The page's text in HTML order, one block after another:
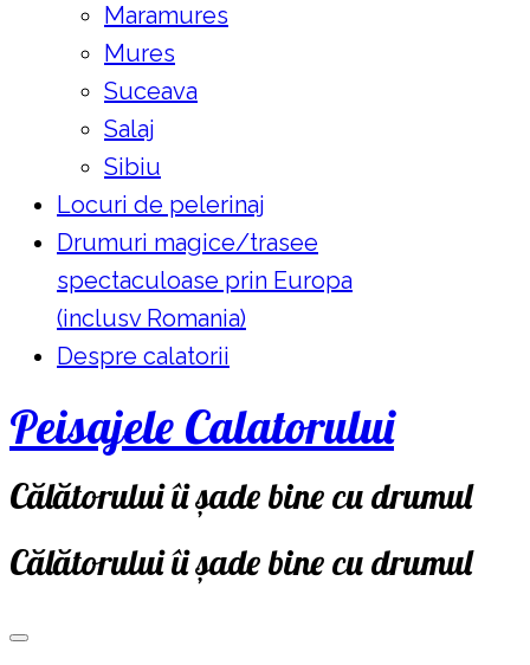
Maramures
Mures
Suceava
Salaj
Sibiu
Locuri de pelerinaj
Drumuri magice/trasee
spectaculoase prin Europa
(inclusv Romania)
Despre calatorii
Peisajele Calatorului
Călătorului îi șade bine cu drumul
Călătorului îi șade bine cu drumul